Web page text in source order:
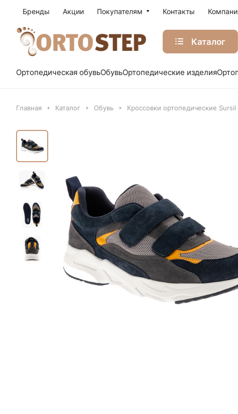
Бренды Акции Покупателям Контакты
Каталог
Ортопедическая обувьОбувьОртопедические изделия
Главная Каталог Обувь Кроссовки ортопедические